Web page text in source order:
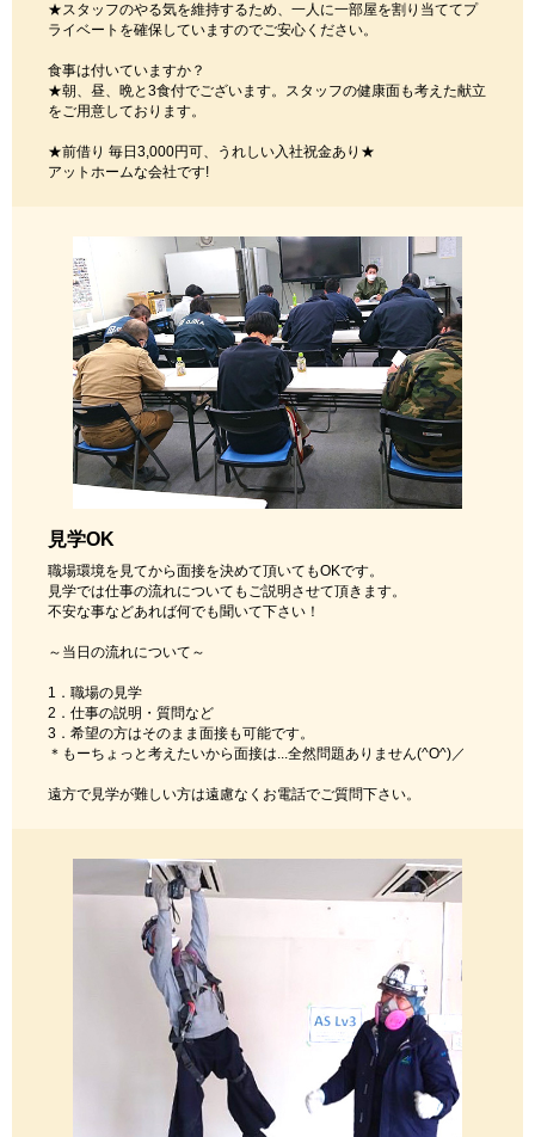
★スタッフのやる気を維持するため、一人に一部屋を割り当ててプ
ライベートを確保していますのでご安心ください。
食事は付いていますか？
★朝、昼、晩と3食付でございます。スタッフの健康面も考えた献立
をご用意しております。
★前借り 毎日3,000円可、うれしい入社祝金あり★
アットホームな会社です!
見学OK
職場環境を見てから面接を決めて頂いてもOKです。
見学では仕事の流れについてもご説明させて頂きます。
不安な事などあれば何でも聞いて下さい！
～当日の流れについて～
1．職場の見学
2．仕事の説明・質問など
3．希望の方はそのまま面接も可能です。
＊もーちょっと考えたいから面接は...全然問題ありません(^O^)／
遠方で見学が難しい方は遠慮なくお電話でご質問下さい。